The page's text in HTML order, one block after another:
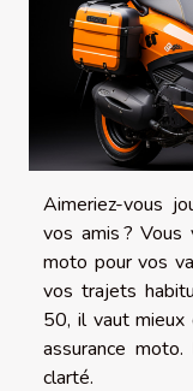
Aimeriez-vous
vos amis ? Vous
moto pour vos
vos trajets
50, il vaut
assurance
clarté.